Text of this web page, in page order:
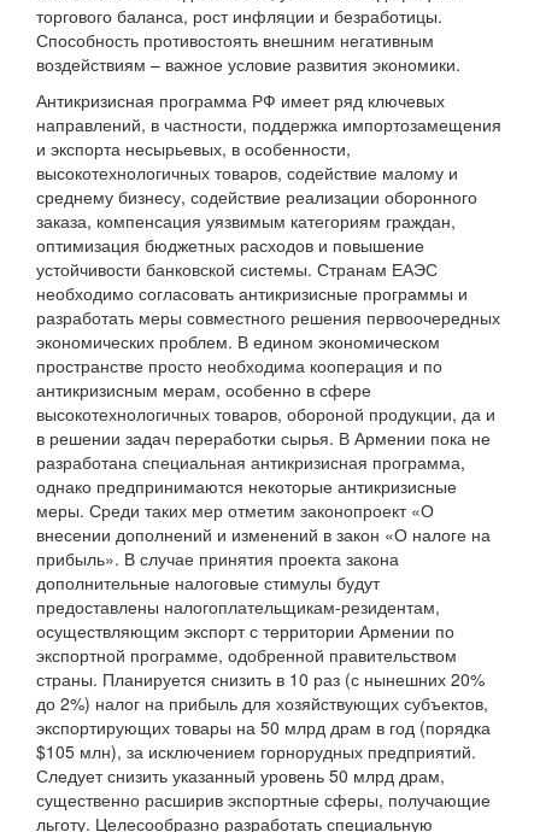
торгового баланса, рост инфляции и безработицы.
Способность противостоять внешним негативным
воздействиям – важное условие развития экономики.
Антикризисная программа РФ имеет ряд ключевых
направлений, в частности, поддержка импортозамещения
и экспорта несырьевых, в особенности,
высокотехнологичных товаров, содействие малому и
среднему бизнесу, содействие реализации оборонного
заказа, компенсация уязвимым категориям граждан,
оптимизация бюджетных расходов и повышение
устойчивости банковской системы. Странам ЕАЭС
необходимо согласовать антикризисные программы и
разработать меры совместного решения первоочередных
экономических проблем. В едином экономическом
пространстве просто необходима кооперация и по
антикризисным мерам, особенно в сфере
высокотехнологичных товаров, обороной продукции, да и
в решении задач переработки сырья. В Армении пока не
разработана специальная антикризисная программа,
однако предпринимаются некоторые антикризисные
меры. Среди таких мер отметим законопроект «О
внесении дополнений и изменений в закон «О налоге на
прибыль». В случае принятия проекта закона
дополнительные налоговые стимулы будут
предоставлены налогоплательщикам-резидентам,
осуществляющим экспорт с территории Армении по
экспортной программе, одобренной правительством
страны. Планируется снизить в 10 раз (с нынешних 20%
до 2%) налог на прибыль для хозяйствующих субъектов,
экспортирующих товары на 50 млрд драм в год (порядка
$105 млн), за исключением горнорудных предприятий.
Следует снизить указанный уровень 50 млрд драм,
существенно расширив экспортные сферы, получающие
льготу. Целесообразно разработать специальную